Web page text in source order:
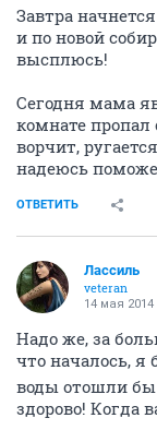
Завтра
и по новой
высплюсь!
Сегодня мама
комнате пропал
ворчит,
надеюсь
ОТВЕТИТЬ
Лассиль
veteran
14 мая 2014
Надо же, за
что началось, я
воды отошли бы
здорово! Когда